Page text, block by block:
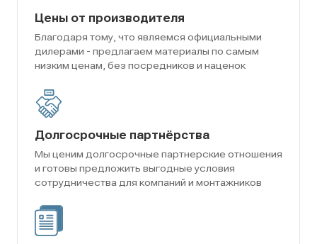
Цены от производителя
Благодаря тому, что являемся официальными
дилерами - предлагаем материалы по самым
низким ценам, без посредников и наценок
Долгосрочные партнёрства
Мы ценим долгосрочные партнерские отношения
и готовы предложить выгодные условия
сотрудничества для компаний и монтажников